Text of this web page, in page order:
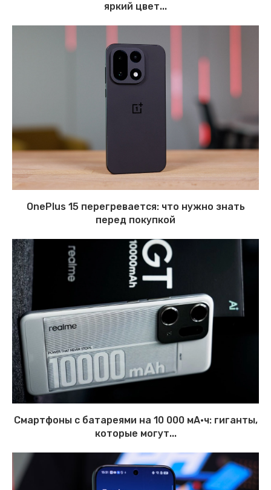
яркий цвет...
OnePlus 15 перегревается: что нужно знать
перед покупкой
Смартфоны с батареями на 10 000 мА·ч: гиганты,
которые могут...